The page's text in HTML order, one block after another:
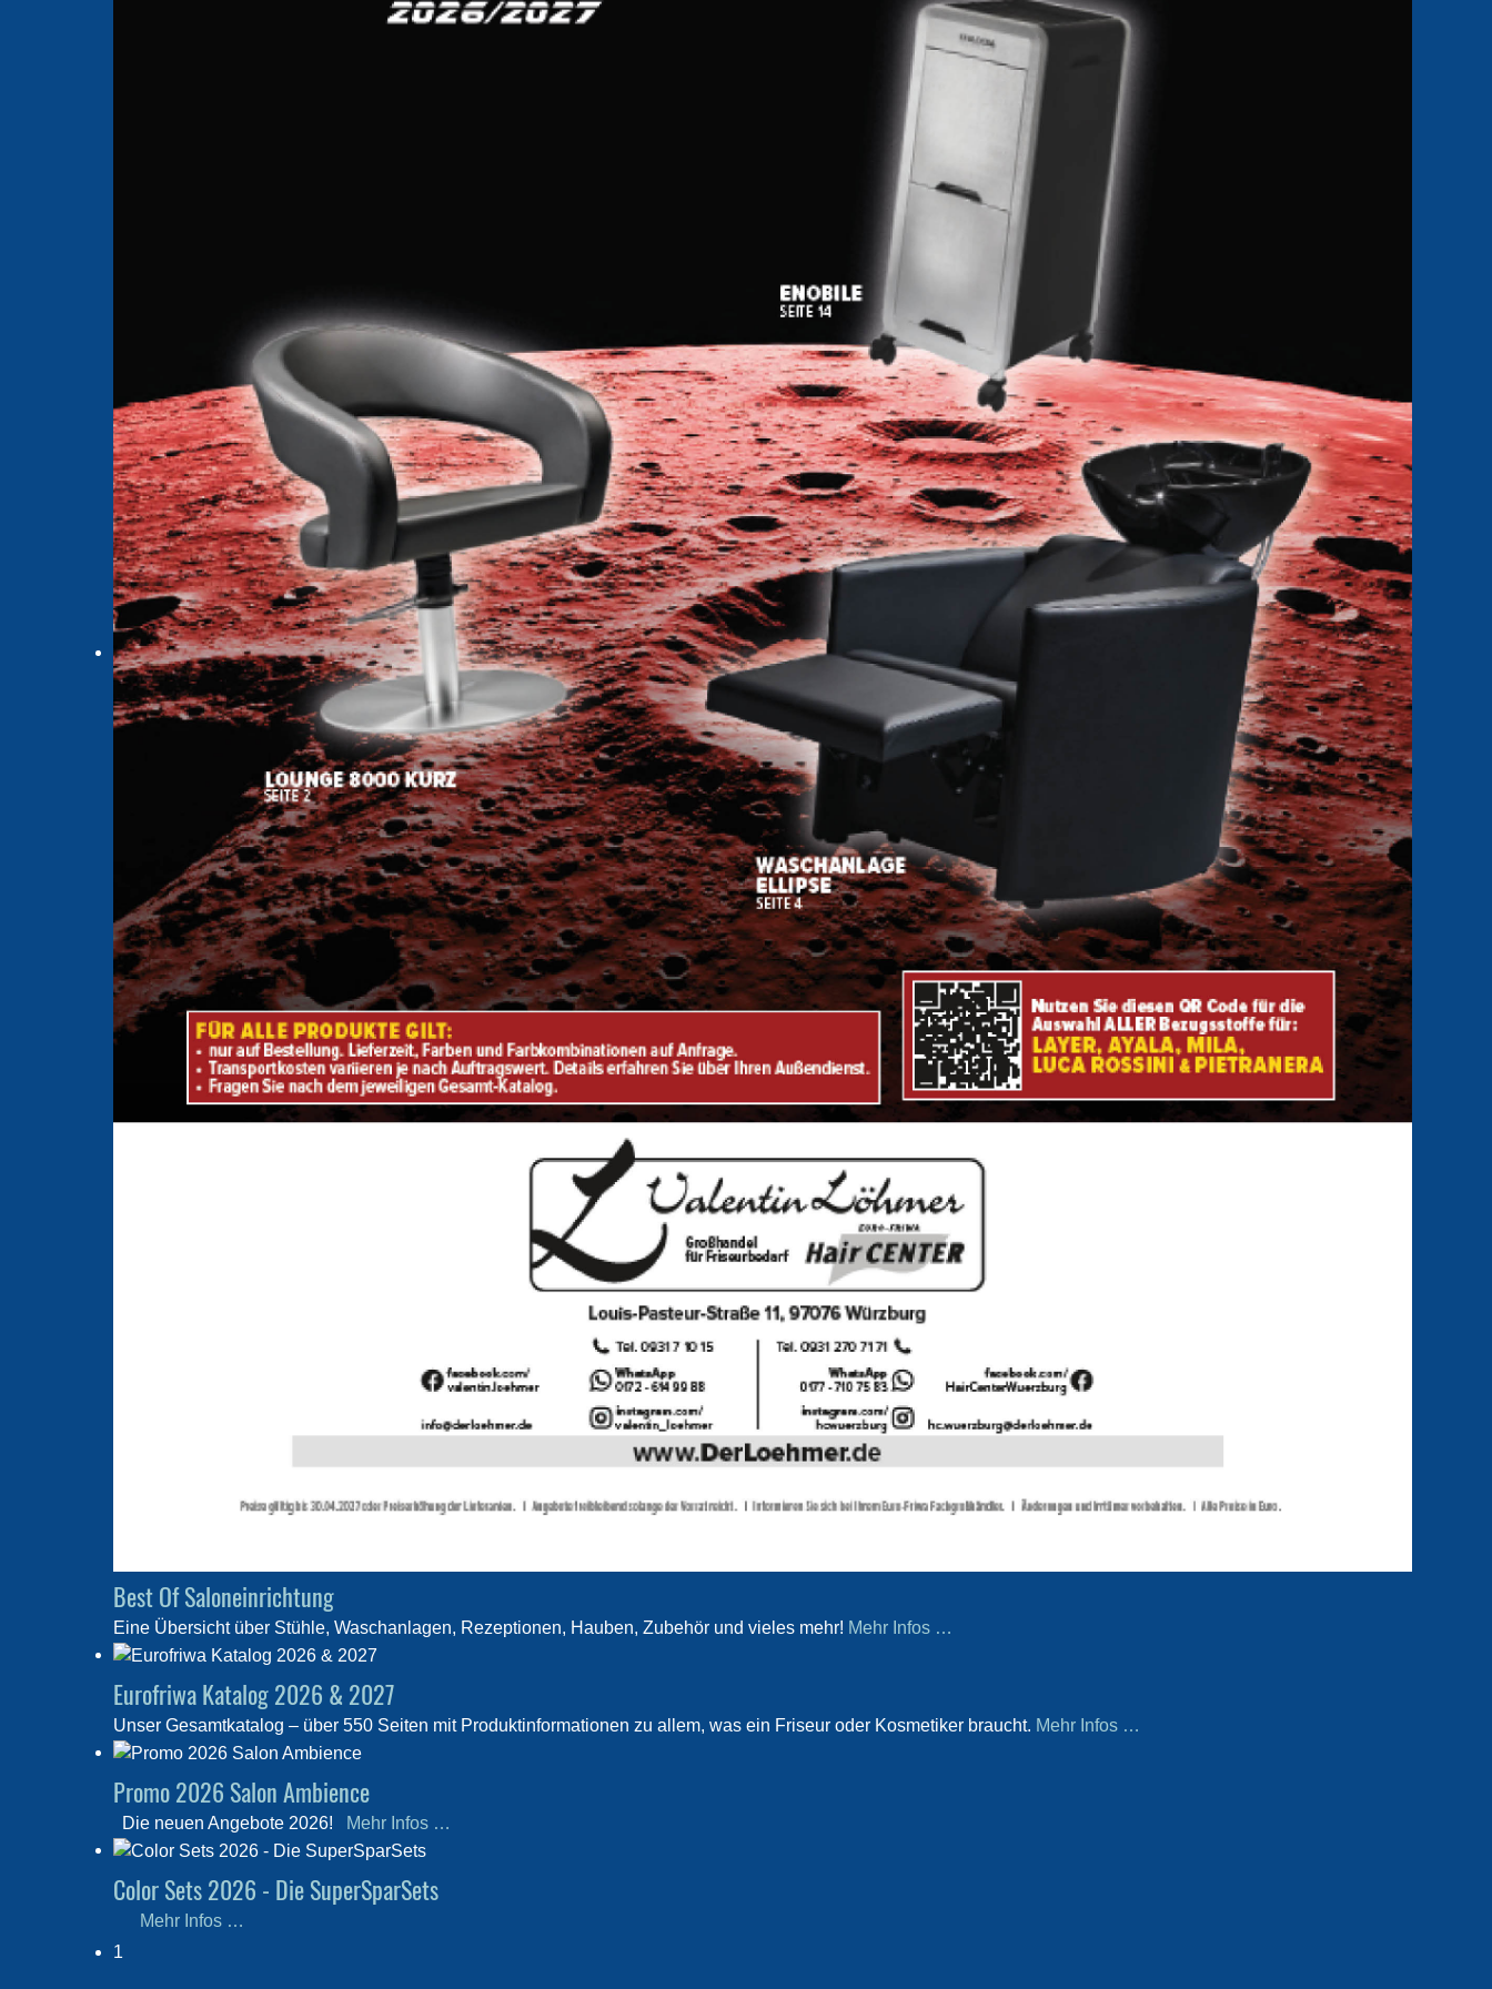
Best Of Saloneinrichtung
Eine Übersicht über Stühle, Waschanlagen, Rezeptionen, Hauben, Zubehör und vieles mehr! Mehr Infos …
Eurofriwa Katalog 2026 & 2027
Unser Gesamtkatalog – über 550 Seiten mit Produktinformationen zu allem, was ein Friseur oder Kosmetiker braucht. Mehr Infos …
Promo 2026 Salon Ambience
Die neuen Angebote 2026! Mehr Infos …
Color Sets 2026 - Die SuperSparSets
Mehr Infos …
1